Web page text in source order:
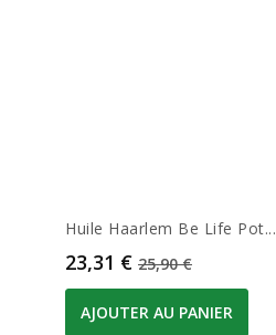
Huile Haarlem Be Life Pot...
Prix
23,31 € Prix de base
25,90 €
AJOUTER AU PANIER